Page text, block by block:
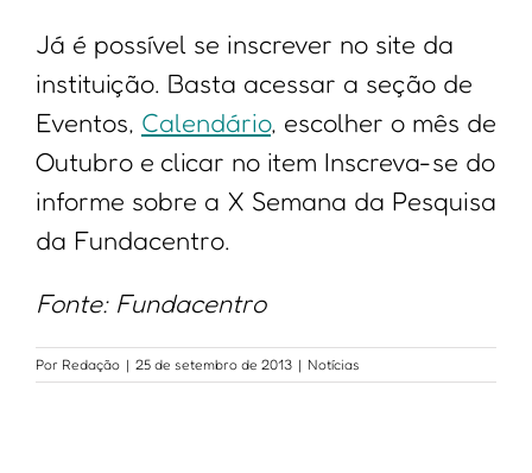
Já é possível se inscrever no site da
instituição. Basta acessar a seção de
Eventos, Calendário, escolher o mês de
Outubro e clicar no item Inscreva-se do
informe sobre a X Semana da Pesquisa
da Fundacentro.
Fonte: Fundacentro
Por Redação | 25 de setembro de 2013 | Notícias